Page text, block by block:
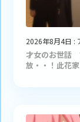
2026年8月4日 :
才女のお世話
放・・！此花